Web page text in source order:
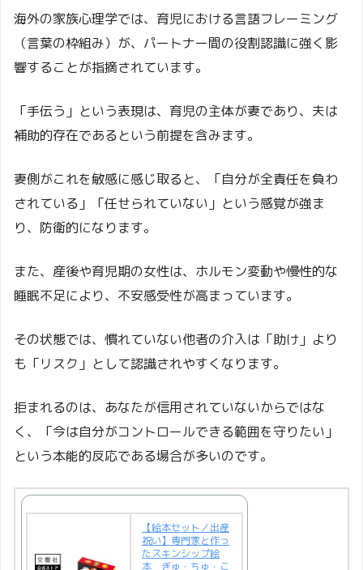
海外の家族心理学では、育児における言語フレーミング
（言葉の枠組み）が、パートナー間の役割認識に強く影
響することが指摘されています。
「手伝う」という表現は、育児の主体が妻であり、夫は
補助的存在であるという前提を含みます。
妻側がこれを敏感に感じ取ると、「自分が全責任を負わ
されている」「任せられていない」という感覚が強ま
り、防衛的になります。
また、産後や育児期の女性は、ホルモン変動や慢性的な
睡眠不足により、不安感受性が高まっています。
その状態では、慣れていない他者の介入は「助け」より
も「リスク」として認識されやすくなります。
拒まれるのは、あなたが信用されていないからではな
く、「今は自分がコントロールできる範囲を守りたい」
という本能的反応である場合が多いのです。
【絵本セット／出産
祝い】専門家と作っ
たスキンシップ絵
本 ぎゅ・ちゅ・こ